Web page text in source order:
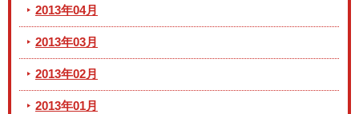
2013年04月
2013年03月
2013年02月
2013年01月